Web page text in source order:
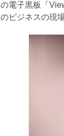
の電子黒板「
のビジネスの現